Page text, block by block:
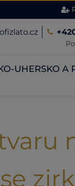
UHERSKO A